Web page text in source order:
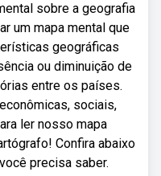
sobre a geografia
um mapa mental que
geográficas
ou diminuição de
entre os países.
sociais,
ler nosso mapa
Confira abaixo
precisa saber.